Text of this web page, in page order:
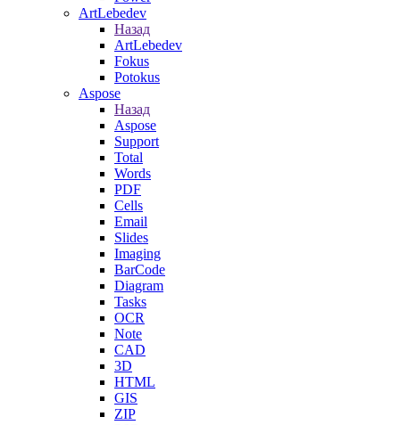
ArtLebedev
Назад
ArtLebedev
Fokus
Potokus
Aspose
Назад
Aspose
Support
Total
Words
PDF
Cells
Email
Slides
Imaging
BarCode
Diagram
Tasks
OCR
Note
CAD
3D
HTML
GIS
ZIP